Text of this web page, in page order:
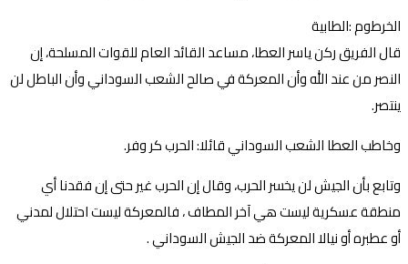
الخرطوم :الطابية
قال الفريق ركن ياسر العطا، مساعد القائد العام للقوات المسلحة، إن
النصر من عند الله وأن المعركة في صالح الشعب السوداني وأن الباطل لن
ينتصر.
وخاطب العطا الشعب السوداني قائلا: الحرب كر وفر.
وتابع بأن الجيش لن يخسر الحرب، وقال إن الحرب غير حتى إن فقدنا أي
منطقة عسكرية ليست هي آخر المطاف ، فالمعركة ليست احتلال لمدني
أو عطبره أو نيالا المعركة ضد الجيش السوداني .